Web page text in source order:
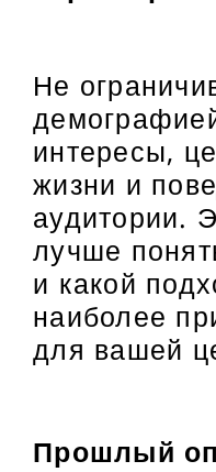
Не
интересы,
жизни и
аудитории.
лучше
и какой
наиболее
для вашей
Прошлый